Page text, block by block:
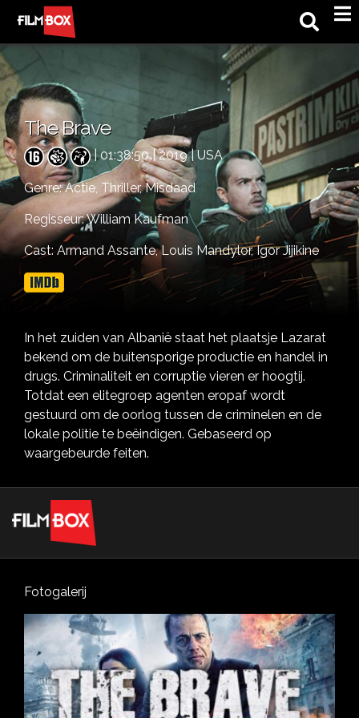
The Brave
| 01:38:50 | 2019 | USA
Genre:Actie, Thriller,Misdaad
Regisseur: William Kaufman
Cast:Armand Assante,Louis Mandylor,Igor Jijikine
In het zuiden van Albanië staat het plaatsje Lazarat
bekend om de buitensporige productie en handel in
drugs. Criminaliteit en corruptie vieren er hoogtij.
Totdat een elitegroep agenten eropaf wordt
gestuurd om de oorlog tussen de criminelen en de
lokale politie te beëindigen. Gebaseerd op
waargebeurde feiten.
Fotogalerij